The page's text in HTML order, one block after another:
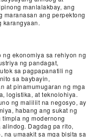
manlalakbay, ang
maranasan ang perpektong
karangyaan.
ekonomiya sa rehiyon ng
ng pandagat,
sa pagpapanatili ng
sa baybayin,
at pinamumugaran ng mga
logistika, at teknolohiya.
ng maliliit na negosyo, ay
habang ang sukat ng
ng modernong
Dagdag pa rito,
na umaakit sa mga bisita sa